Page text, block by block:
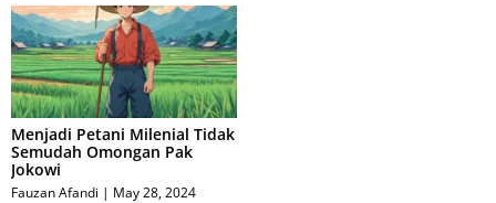
Menjadi Petani Milenial Tidak
Semudah Omongan Pak
Jokowi
Fauzan Afandi May 28, 2024